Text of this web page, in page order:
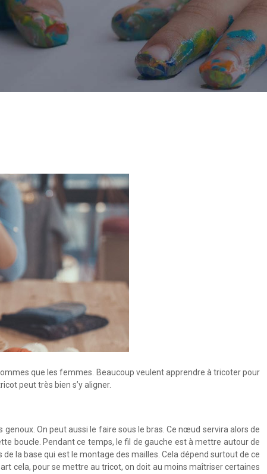
que les femmes. Beaucoup veulent apprendre à tricoter pour
peut très bien s’y aligner.
On peut aussi le faire sous le bras. Ce nœud servira alors de
boucle. Pendant ce temps, le fil de gauche est à mettre autour de
de la base qui est le montage des mailles. Cela dépend surtout de ce
cela, pour se mettre au tricot, on doit au moins maîtriser certaines